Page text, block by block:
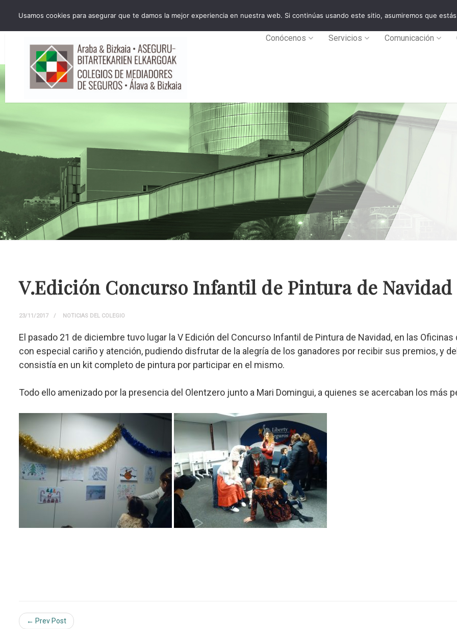
administracion@cmsab.eus 94.442.43.43 Móvil y Whatsapp 688.889.170
Conócenos Servicios Comunicación
V.Edición Concurso Infantil de Pintura de Navidad
23/11/2017 NOTICIAS DEL COLEGIO
El pasado 21 de diciembre tuvo lugar la V Edición del Concurso Infantil de Pintura de Navidad, en las
con especial cariño y atención, pudiendo disfrutar de la alegría de los ganadores por recibir sus premios, y
consistía en un kit completo de pintura por participar en el mismo.
Todo ello amenizado por la presencia del Olentzero junto a Mari Domingui, a quienes se acercaban los más
← Prev Post
Usamos cookies para asegurar que te damos la mejor experiencia en nuestra web. Si continúas usando este sitio, asumiremos que